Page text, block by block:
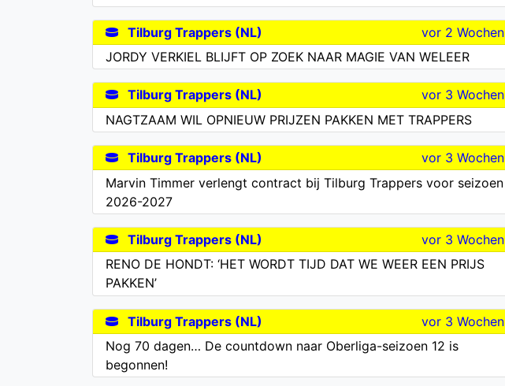
Tilburg Trappers (NL)
vor 2 Wochen
JORDY VERKIEL BLIJFT OP ZOEK NAAR MAGIE VAN WELEER
Tilburg Trappers (NL)
vor 3 Wochen
NAGTZAAM WIL OPNIEUW PRIJZEN PAKKEN MET TRAPPERS
Tilburg Trappers (NL)
vor 3 Wochen
Marvin Timmer verlengt contract bij Tilburg Trappers voor seizoen
2026-2027
Tilburg Trappers (NL)
vor 3 Wochen
RENO DE HONDT: ‘HET WORDT TIJD DAT WE WEER EEN PRIJS
PAKKEN’
Tilburg Trappers (NL)
vor 3 Wochen
Nog 70 dagen… De countdown naar Oberliga-seizoen 12 is
begonnen!